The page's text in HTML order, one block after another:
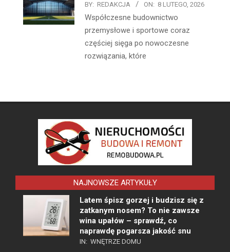
BY: REDAKCJA ON: 8 LUTEGO, 2026
Współczesne budownictwo
przemysłowe i sportowe coraz
częściej sięga po nowoczesne
rozwiązania, które
NAJNOWSZE ARTYKUŁY
Latem śpisz gorzej i budzisz się z
zatkanym nosem? To nie zawsze
wina upałów – sprawdź, co
naprawdę pogarsza jakość snu
IN: WNĘTRZE DOMU